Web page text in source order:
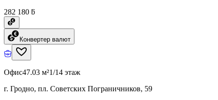
282 180 ƃ
Конвертер валют
Офис47.03 м²1/14 этаж
г. Гродно, пл. Советских Пограничников, 59